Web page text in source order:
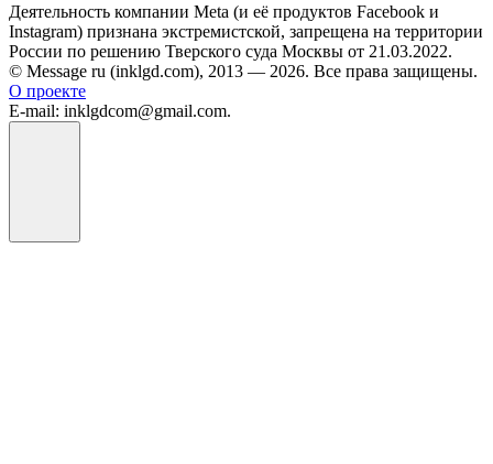
Деятельность компании Meta (и её продуктов Facebook и
Instagram) признана экстремистской, запрещена на территории
России по решению Тверского суда Москвы от 21.03.2022.
© Message ru (inklgd.com), 2013 — 2026. Все права защищены.
О проекте
E-mail: inklgdcom@gmail.com.